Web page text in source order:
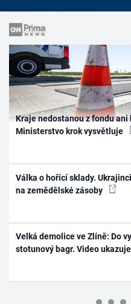
Kraje nedostanou z fondu
Ministerstvo krok vysvětluje
Válka o hořící sklady.
na zemědělské zásoby
Velká demolice ve Zlíně: Do
stotunový bagr. Video